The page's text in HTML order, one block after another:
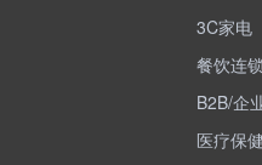
3C家电
餐饮连
B2B/企
医疗保